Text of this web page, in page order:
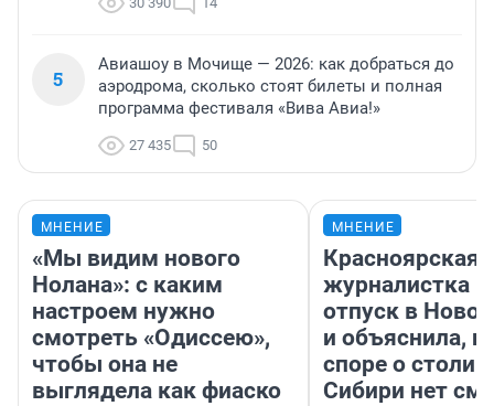
5
Авиашоу в Мочище — 2026: как добраться до
аэродрома, сколько стоят билеты и полная
программа фестиваля «Вива Авиа!»
27 435 50
МНЕНИЕ
«Мы видим нового
Нолана»: с каким
настроем нужно
смотреть «Одиссею»,
чтобы она не
выглядела как фиаско
МНЕНИЕ
Красноярская
журналистка
отпуск в
и объяснила,
споре о
Сибири нет